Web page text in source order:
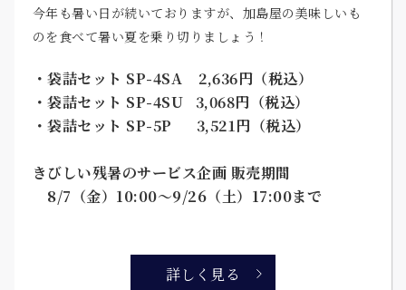
今年も暑い日が続いておりますが、加島屋の美味しいも
のを食べて暑い夏を乗り切りましょう！
・袋詰セット SP-4SA 2,636円（税込）
・袋詰セット SP-4SU 3,068円（税込）
・袋詰セット SP-5P 3,521円（税込）
きびしい残暑のサービス企画 販売期間
8/7（金）10:00～9/26（土）17:00まで
詳しく見る